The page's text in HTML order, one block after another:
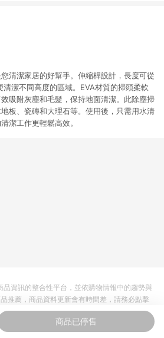
火箭速配、火箭跨境優質選品不限金
清潔家居的好幫手。伸縮桿設計，長度可從
潔不同高度的區域。EVA材質的掃頭柔軟
吸附灰塵和毛髮，保持地面清潔。此除塵掃
板、瓷磚和大理石等。使用後，只需用水清
潔工作更輕鬆高效。
商品已停售
品資訊的整合性平台，並依購物情報中的趨勢與
推薦，商品資料更新會有時間差，請務必點擊
售價與購物條件，一切資訊以合作廠商網頁為